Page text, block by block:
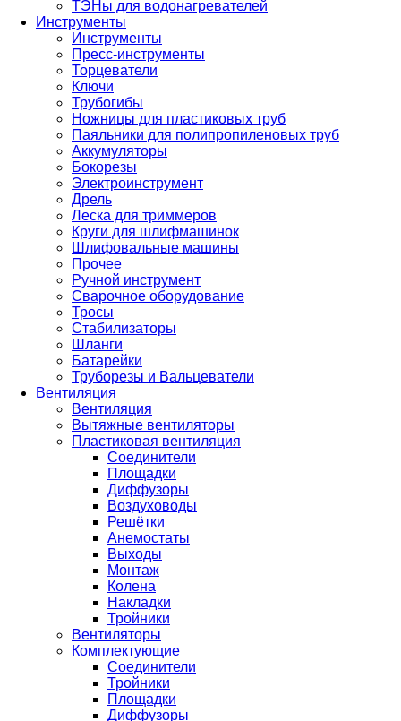
ТЭНы для водонагревателей
Инструменты
Инструменты
Пресс-инструменты
Торцеватели
Ключи
Трубогибы
Ножницы для пластиковых труб
Паяльники для полипропиленовых труб
Аккумуляторы
Бокорезы
Электроинструмент
Дрель
Леска для триммеров
Круги для шлифмашинок
Шлифовальные машины
Прочее
Ручной инструмент
Сварочное оборудование
Тросы
Стабилизаторы
Шланги
Батарейки
Труборезы и Вальцеватели
Вентиляция
Вентиляция
Вытяжные вентиляторы
Пластиковая вентиляция
Соединители
Площадки
Диффузоры
Воздуховоды
Решётки
Анемостаты
Выходы
Монтаж
Колена
Накладки
Тройники
Вентиляторы
Комплектующие
Соединители
Тройники
Площадки
Диффузоры